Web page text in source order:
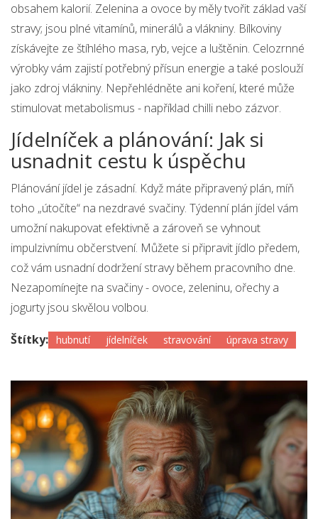
obsahem kalorií. Zelenina a ovoce by měly tvořit základ vaší
stravy; jsou plné vitamínů, minerálů a vlákniny. Bílkoviny
získávejte ze štíhlého masa, ryb, vejce a luštěnin. Celozrnné
výrobky vám zajistí potřebný přísun energie a také poslouží
jako zdroj vlákniny. Nepřehlédněte ani koření, které může
stimulovat metabolismus - například chilli nebo zázvor.
Jídelníček a plánování: Jak si
usnadnit cestu k úspěchu
Plánování jídel je zásadní. Když máte připravený plán, míň
toho „útočíte“ na nezdravé svačiny. Týdenní plán jídel vám
umožní nakupovat efektivně a zároveň se vyhnout
impulzivnímu občerstvení. Můžete si připravit jídlo předem,
což vám usnadní dodržení stravy během pracovního dne.
Nezapomínejte na svačiny - ovoce, zeleninu, ořechy a
jogurty jsou skvělou volbou.
Štítky: hubnutí jídelníček stravování úprava stravy